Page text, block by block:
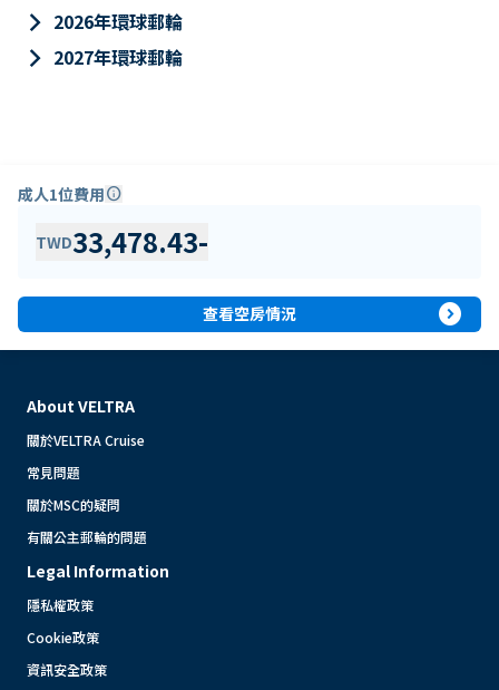
keyboard_arrow_right 2026年環球郵輪
keyboard_arrow_right 2027年環球郵輪
成人1位費用info
TWD33,478.43-
查看空房情況 expand_circle_right
About VELTRA
關於VELTRA Cruise
常見問題
關於MSC的疑問
有關公主郵輪的問題
Legal Information
隱私權政策
Cookie政策
資訊安全政策